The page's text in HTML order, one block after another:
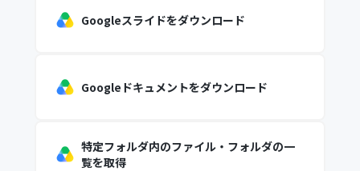
Googleスライドをダウンロード
Googleドキュメントをダウンロード
特定フォルダ内のファイル・フォルダの一
覧を取得